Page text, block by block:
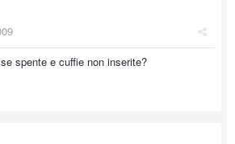
spente e cuffie non inserite?